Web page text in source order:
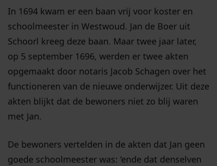
In 1694 kwam er een baan vrij voor koster en
schoolmeester in Westwoud. Jan de Boer uit
Schoorl kreeg deze baan. Maar twee jaar later,
op 5 september 1696, werden er twee akten
opgemaakt door notaris Jacob Schagen over het
functioneren van de nieuwe onderwijzer. Uit deze
akten blijkt dat de bewoners niet zo blij waren
met Jan.
De bewoners vertelden in de akten dat Jan geen
goede schoolmeester was: ‘ende dat denselven